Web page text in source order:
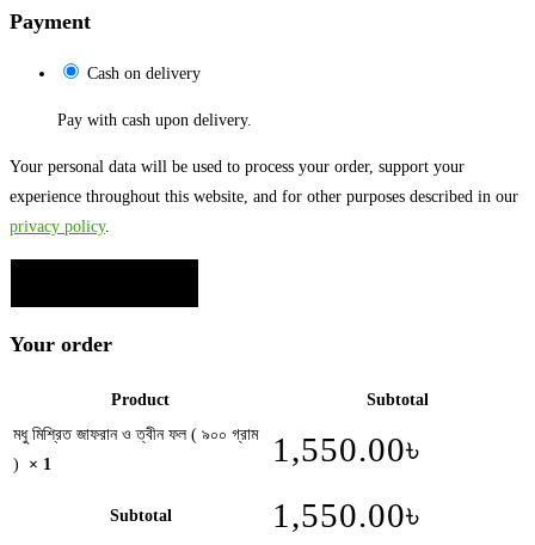
Payment
Cash on delivery
Pay with cash upon delivery.
Your personal data will be used to process your order, support your
experience throughout this website, and for other purposes described in our
privacy policy.
Your order
Product
Subtotal
মধু মিশ্রিত জাফরান ও ত্বীন ফল ( ৯০০ গ্রাম
)
× 1 1,550.00৳
Subtotal 1,550.00৳